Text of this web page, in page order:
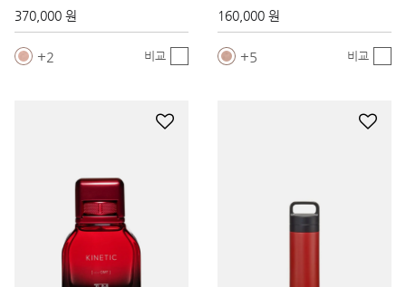
370,000 원
2 비교
160,000 원
5 비교